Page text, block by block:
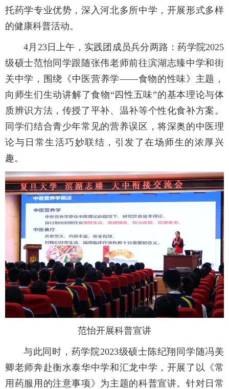
托药学专业优势，深入河北多所中学，开展形式多样
的健康科普活动。
4月23日上午，实践团成员兵分两路：药学院2025
级硕士范怡同学跟随张伟老师前往滨湖志臻中学和街
关中学，围绕《中医营养学——食物的性味》主题，
向师生们生动讲解了食物“四性五味”的基本理论与体
质辨识方法，传授了平补、温补等个性化食补方案。
同学们结合青少年常见的营养误区，将深奥的中医理
论与日常生活巧妙联结，引发了在场师生的浓厚兴
趣。
范怡开展科普宣讲
与此同时，药学院2023级硕士陈纪翔同学随冯美
卿老师奔赴衡水泰华中学和汇龙中学，开展了以《常
用药服用的注意事项》为主题的科普宣讲。针对日常